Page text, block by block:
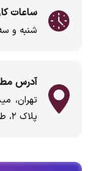
ساعات
شنبه و سه
آدرس
تهران،
پلاک ۲، طبقه همکف، واحد 1